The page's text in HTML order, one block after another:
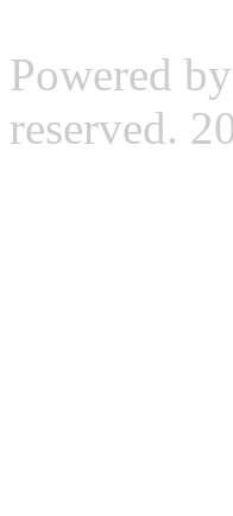
Powered
reserved.